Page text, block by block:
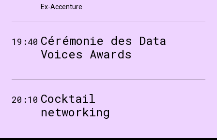
Ex-Accenture
19:40 Cérémonie des Data
Voices Awards
20:10 Cocktail
networking